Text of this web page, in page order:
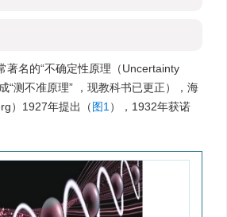
著名的“不确定性原理（Uncertainty
“测不准原理” ，现教科书已更正），海
）1927年提出（图1 ），1932年获诺